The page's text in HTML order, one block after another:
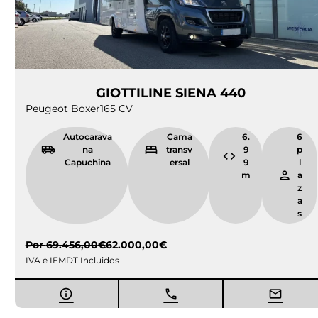
GIOTTILINE SIENA 440
Peugeot Boxer165 CV
Autocarava
na
Capuchina
Cama
transv
ersal
6.
9
9
m
6
p
l
a
z
a
s
Por69.456,00€62.000,00€
IVA e IEMDT Incluidos